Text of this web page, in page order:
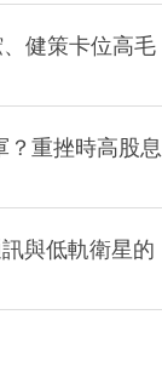
健策卡位高毛
？重挫時高股息
與低軌衛星的